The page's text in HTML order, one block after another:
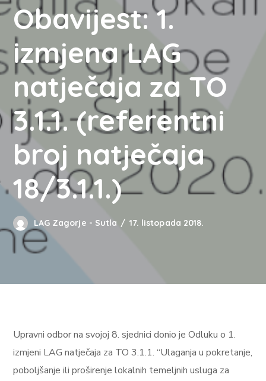
Obavijest: 1.
izmjena LAG
natječaja za TO
3.1.1. (referentni
broj natječaja
18/3.1.1.)
LAG Zagorje - Sutla 17. listopada 2018.
Upravni odbor na svojoj 8. sjednici donio je Odluku o 1.
izmjeni LAG natječaja za TO 3.1.1. “Ulaganja u pokretanje,
poboljšanje ili proširenje lokalnih temeljnih usluga za